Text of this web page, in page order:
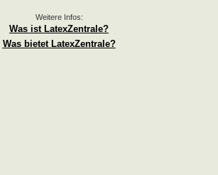
Weitere Infos:
Was ist LatexZentrale?
Was bietet LatexZentrale?